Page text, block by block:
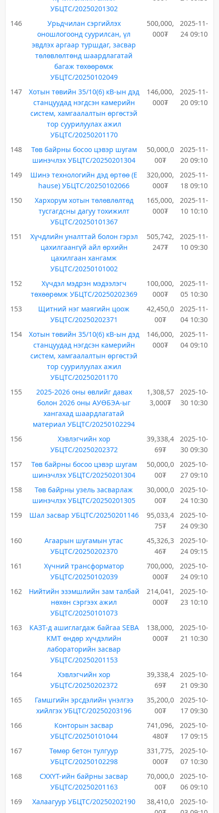
УБЦТС/20250201302
146
Урьдчилан сэргийлэх
оношлогоонд суурилсан, үл
эвдлэх аргаар туршдаг, засвар
төлөвлөлтөнд шаардлагатай
багаж төхөөрөмж
УБЦТС/20250102049
500,000,
000₮
2025-11-
24 09:10
147
Хотын төвийн 35/10(6) кВ-ын дэд
станцуудад нэгдсэн камерийн
систем, хамгаалалтын өргөстэй
тор суурилуулах ажил
УБЦТС/20250201170
146,000,
000₮
2025-11-
20 09:10
148
Төв байрны босоо цэвэр шугам
шинэчлэх УБЦТС/20250201304
50,000,0
00₮
2025-11-
20 09:10
149
Шинэ технологийн дэд өртөө (E
hause) УБЦТС/20250102066
320,000,
000₮
2025-11-
18 09:10
150
Хархорум хотын төлөвлөлтөд
тусгагдсны дагуу тохижилт
УБЦТС/20250101367
165,000,
000₮
2025-11-
10 10:10
151
Хүчдлийн уналттай болон гэрэл
цахилгаангүй айл өрхийн
цахилгаан хангамж
УБЦТС/20250101002
505,742,
247₮
2025-11-
10 09:30
152
Хүчдэл мэдрэн мэдээлэгч
төхөөрөмж УБЦТС/20250202369
100,000,
000₮
2025-11-
05 10:30
153
Щитний нэг маягийн цоож
УБЦТС/20250202371
42,450,0
00₮
2025-11-
04 10:30
154
Хотын төвийн 35/10(6) кВ-ын дэд
станцуудад нэгдсэн камерийн
систем, хамгаалалтын өргөстэй
тор суурилуулах ажил
УБЦТС/20250201170
146,000,
000₮
2025-11-
04 09:10
155
2025-2026 оны өвлийг давах
болон 2026 оны АУӨБЭА-ыг
хангахад шаардлагатай
материал УБЦТС/20250102294
1,308,57
3,000₮
2025-10-
30 10:30
156
Хэвлэгчийн хор
УБЦТС/20250202372
39,338,4
69₮
2025-10-
30 09:30
157
Төв байрны босоо цэвэр шугам
шинэчлэх УБЦТС/20250201304
50,000,0
00₮
2025-10-
27 09:10
158
Төв байрны узель засварлаж
шинэчлэх УБЦТС/20250201305
30,000,0
00₮
2025-10-
24 10:30
159
Шал засвар УБЦТС/20250201146
95,033,4
75₮
2025-10-
24 09:30
160
Агаарын шугамын утас
УБЦТС/20250202370
45,326,3
46₮
2025-10-
24 09:15
161
Хүчний трансформатор
УБЦТС/20250102039
700,000,
000₮
2025-10-
24 09:10
162
Нийтийн эзэмшлийн зам талбай
нөхөн сэргээх ажил
УБЦТС/20250101073
214,041,
000₮
2025-10-
23 10:10
163
КАЗТ-д ашиглагдаж байгаа SEBA
KMT өндөр хүчдэлийн
лабораторийн засвар
УБЦТС/20250201153
138,000,
000₮
2025-10-
21 10:30
164
Хэвлэгчийн хор
УБЦТС/20250202372
39,338,4
69₮
2025-10-
21 09:30
165
Гамшгийн эрсдэлийн үнэлгээ
хийлгэх УБЦТС/20250203196
35,200,0
00₮
2025-10-
17 09:30
166
Конторын засвар
УБЦТС/20250101044
741,096,
480₮
2025-10-
17 09:15
167
Төмөр бетон тулгуур
УБЦТС/20250102298
331,775,
000₮
2025-10-
07 10:30
168
СХХҮТ-ийн байрны засвар
УБЦТС/20250201163
70,000,0
00₮
2025-10-
06 09:10
169
Халаагуур УБЦТС/20250202190
38,410,0
2025-10-